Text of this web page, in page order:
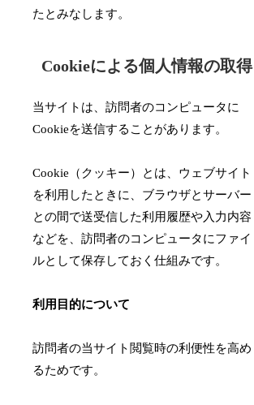
たとみなします。
Cookieによる個人情報の取得
当サイトは、訪問者のコンピュータに
Cookieを送信することがあります。
Cookie（クッキー）とは、ウェブサイト
を利用したときに、ブラウザとサーバー
との間で送受信した利用履歴や入力内容
などを、訪問者のコンピュータにファイ
ルとして保存しておく仕組みです。
利用目的について
訪問者の当サイト閲覧時の利便性を高め
るためです。